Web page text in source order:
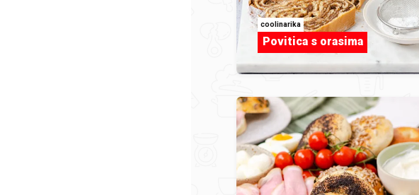
coolinarika
Povitica s orasima